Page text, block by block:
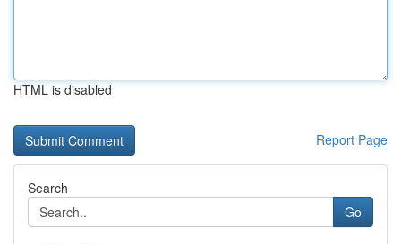
HTML is disabled
Report Page
Search
Go